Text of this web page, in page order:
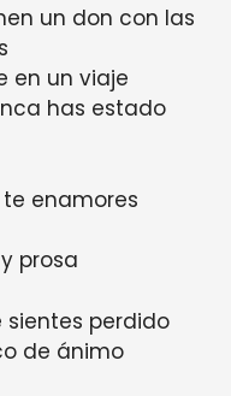
un don con las
en un viaje
has estado
enamores
prosa
sientes perdido
de ánimo